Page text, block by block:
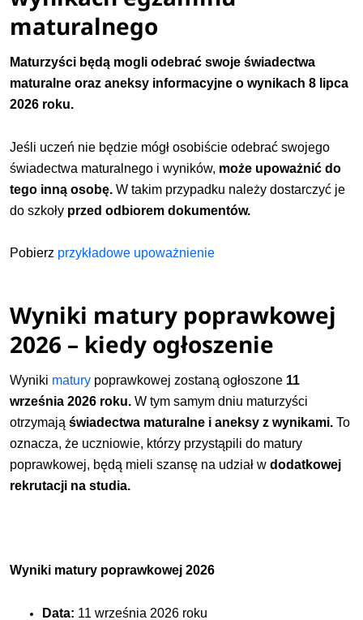
maturalnego
Maturzyści będą mogli odebrać swoje świadectwa
maturalne oraz aneksy informacyjne o wynikach 8 lipca
2026 roku.
Jeśli uczeń nie będzie mógł osobiście odebrać swojego
świadectwa maturalnego i wyników, może upoważnić do
tego inną osobę.W takim przypadku należy dostarczyć je
do szkoły przed odbiorem dokumentów.
Pobierz przykładowe upoważnienie
Wyniki matury poprawkowej
2026 – kiedy ogłoszenie
Wyniki matury poprawkowej zostaną ogłoszone 11
września 2026 roku.W tym samym dniu maturzyści
otrzymająświadectwa maturalne i aneksy z wynikami.To
oznacza, że uczniowie, którzy przystąpili do matury
poprawkowej, będą mieli szansę na udział wdodatkowej
rekrutacji na studia.
Wyniki matury poprawkowej 2026
Data: 11 września 2026 roku